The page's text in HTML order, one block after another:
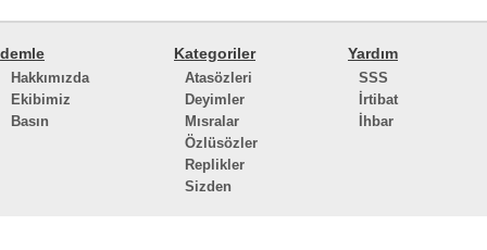
demle
Hakkımızda
Ekibimiz
Basın
Kategoriler
Atasözleri
Deyimler
Mısralar
Özlüsözler
Replikler
Sizden
Yardım
SSS
İrtibat
İhbar